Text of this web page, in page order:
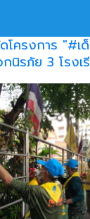
โครงการ "#
นิรภัย 3 โรงเ